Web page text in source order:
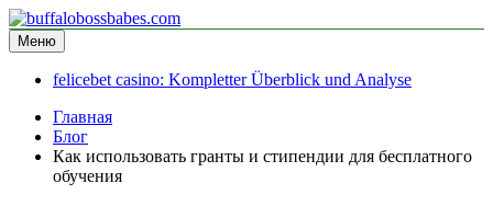
Перейти
к
содержимому
buffalobossbabes.com
информационный сайт
Меню
felicebet casino: Kompletter Überblick und Analyse
Главная
Блог
Как использовать гранты и стипендии для бесплатного
обучения